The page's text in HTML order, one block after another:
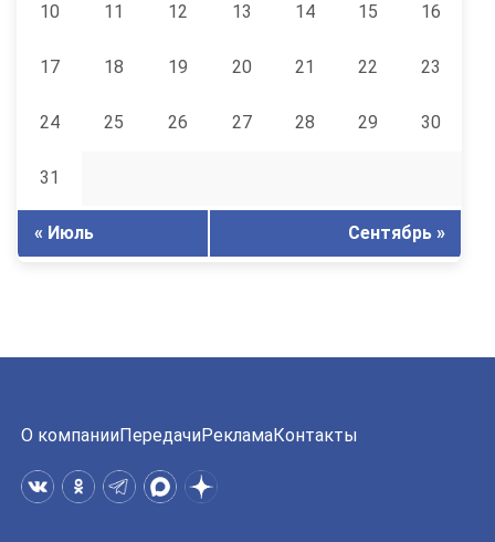
10 11 12 13 14 15 16
17 18 19 20 21 22 23
24 25 26 27 28 29 30
31
« Июль Сентябрь »
О компанииПередачиРекламаКонтакты